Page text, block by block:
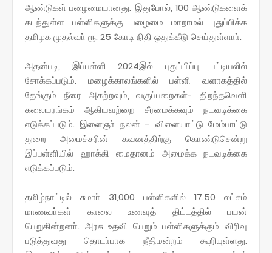
ஆண்டுகள் பழைமையானது. இதுபோல், 100 ஆண்டுகளைக்
கடந்துள்ள பள்ளிகளுக்கு பழைமை மாறாமல் புதுப்பிக்க
தமிழக முதல்வா் ரூ. 25 கோடி நிதி ஒதுக்கீடு செய்துள்ளாா்.
அதன்படி, இப்பள்ளி 2024இல் புதுப்பிப்பு பட்டியலில்
சோக்கப்படும். மழைக்காலங்களில் பள்ளி வளாகத்தில்
தேங்கும் நீரை அகற்றவும், வகுப்பறைகள்- திறந்தவெளி
கலையரங்கம் ஆகியவற்றை சீரமைக்கவும் நடவடிக்கை
எடுக்கப்படும். இளைஞா் நலன் - விளையாட்டு மேம்பாட்டு
துறை அமைச்சரின் கவனத்திற்கு கொண்டுசென்று
இப்பள்ளியில் ஹாக்கி மைதானம் அமைக்க நடவடிக்கை
எடுக்கப்படும்.
தமிழ்நாட்டில் சுமாா் 31,000 பள்ளிகளில் 17.50 லட்சம்
மாணவா்கள் காலை உணவுத் திட்டத்தில் பயன்
பெறுகின்றனா். அரசு உதவி பெறும் பள்ளிகளுக்கும் விரிவு
படுத்துவது தொடா்பாக நீதிமன்றம் கூறியுள்ளது.